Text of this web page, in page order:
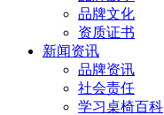
品牌文化
资质证书
新闻资讯
品牌资讯
社会责任
学习桌椅百科